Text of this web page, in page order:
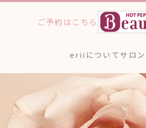
eriiについてサロ
ワックストリートメントエステティッ
個人のお客様へ
ご予約はこちら